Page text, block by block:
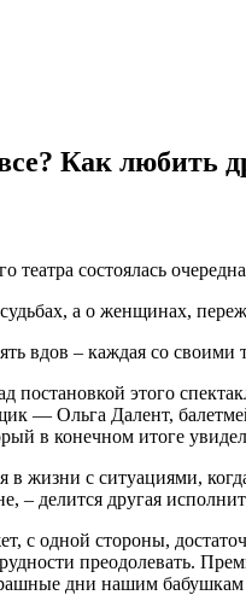
Как любить
театра состоялась
а о женщинах,
вдов – каждая со
постановкой этого
— Ольга Далент,
в конечном итоге
жизни с ситуациями,
– делится другая
с одной стороны,
преодолевать.
дни нашим